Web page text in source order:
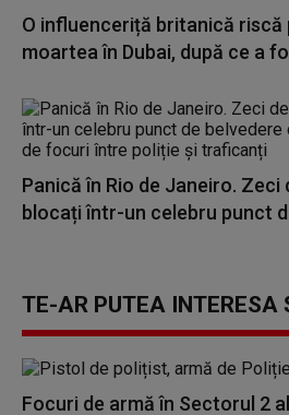
O influenceriță britanică riscă
moartea în Dubai, după ce a
Panică în Rio de Janeiro.
blocați într-un celebru punct
TE-AR PUTEA INTERESA
Focuri de armă în Sectorul 2